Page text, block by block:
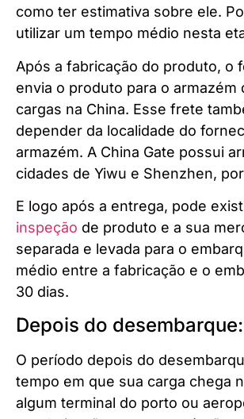
como ter estimativa sobre ele.
utilizar um tempo médio nesta
Após a fabricação do produto, o
envia o produto para o armazém
cargas na China. Esse frete
depender da localidade do
armazém. A China Gate possui
cidades de Yiwu e Shenzhen,
E logo após a entrega, pode
inspeção de produto e a sua
separada e levada para o
médio entre a fabricação e o
30 dias.
Depois do desembarque:
O período depois do
tempo em que sua carga chega
algum terminal do porto ou